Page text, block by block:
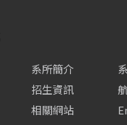
系所簡介
招生資訊
相關網站